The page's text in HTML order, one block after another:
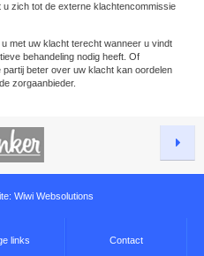
zich tot de externe klachtencommissie
met uw klacht terecht wanneer u vindt
behandeling nodig heeft. Of
beter over uw klacht kan oordelen
zorgaanbieder.
Wiwi Websolutions
links Contact